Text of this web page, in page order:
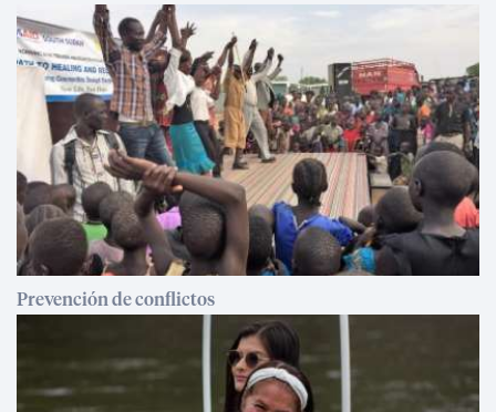
Prevención de conflictos